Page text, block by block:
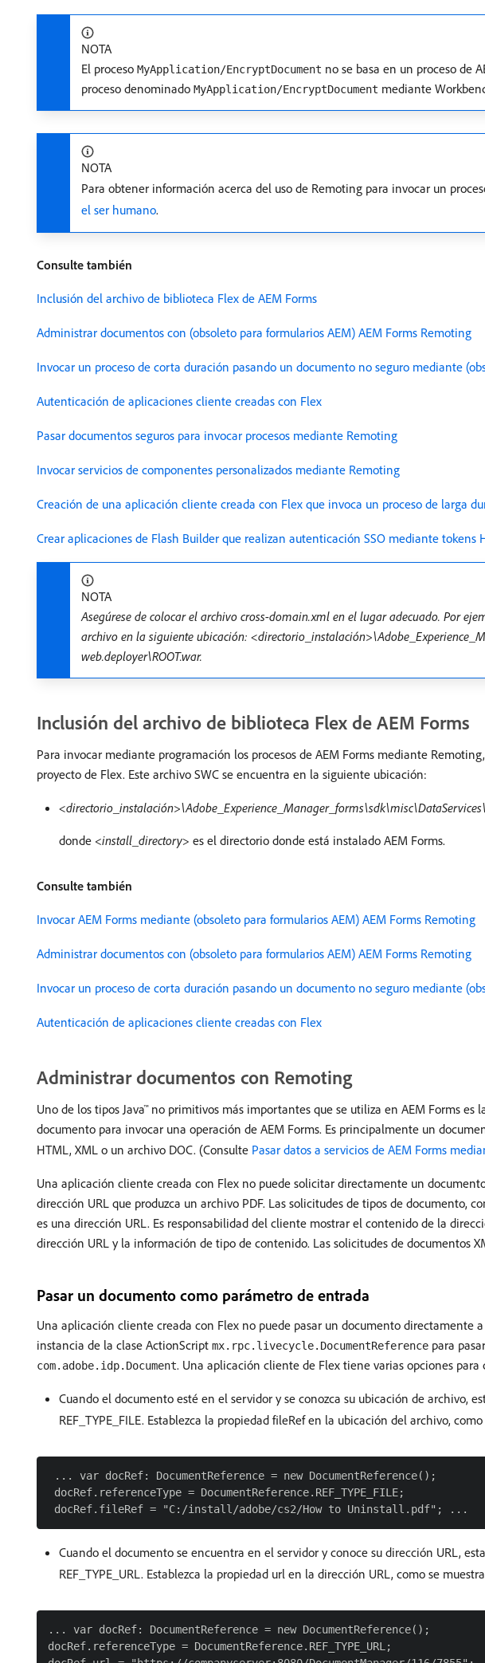
NOTA
El proceso MyApplication/EncryptDocument no se basa en un proceso de
proceso denominado MyApplication/EncryptDocument mediante
NOTA
Para obtener información acerca del uso de Remoting para invocar un
el ser humano.
Consulte también
Inclusión del archivo de biblioteca Flex de AEM Forms
Administrar documentos con (obsoleto para formularios AEM) AEM Forms Remoting
Invocar un proceso de corta duración pasando un documento no seguro mediante
Autenticación de aplicaciones cliente creadas con Flex
Pasar documentos seguros para invocar procesos mediante Remoting
Invocar servicios de componentes personalizados mediante Remoting
Creación de una aplicación cliente creada con Flex que invoca un proceso de larga
Crear aplicaciones de Flash Builder que realizan autenticación SSO mediante tokens
NOTA
Asegúrese de colocar el archivo cross-domain.xml en el lugar adecuado. Por
archivo en la siguiente ubicación:
web.deployer\ROOT.war.
Inclusión del archivo de biblioteca Flex de AEM Forms
Para invocar mediante programación los procesos de AEM Forms mediante
proyecto de Flex. Este archivo SWC se encuentra en la siguiente ubicación:
donde <install_directory> es el directorio donde está instalado AEM Forms.
Consulte también
Invocar AEM Forms mediante (obsoleto para formularios AEM) AEM Forms Remoting
Administrar documentos con (obsoleto para formularios AEM) AEM Forms Remoting
Invocar un proceso de corta duración pasando un documento no seguro mediante
Autenticación de aplicaciones cliente creadas con Flex
Administrar documentos con Remoting
Uno de los tipos Java™ no primitivos más importantes que se utiliza en AEM Forms es
documento para invocar una operación de AEM Forms. Es principalmente un
HTML, XML o un archivo DOC. (Consulte Pasar datos a servicios de AEM Forms
Una aplicación cliente creada con Flex no puede solicitar directamente un
dirección URL que produzca un archivo PDF. Las solicitudes de tipos de documento,
es una dirección URL. Es responsabilidad del cliente mostrar el contenido de la
dirección URL y la información de tipo de contenido. Las solicitudes de documentos
Pasar un documento como parámetro de entrada
Una aplicación cliente creada con Flex no puede pasar un documento directamente
instancia de la clase ActionScript mx.rpc.livecycle.DocumentReference para
com.adobe.idp.Document. Una aplicación cliente de Flex tiene varias opciones
Cuando el documento esté en el servidor y se conozca su ubicación de archivo,
REF_TYPE_FILE. Establezca la propiedad fileRef en la ubicación del archivo,
... var docRef: DocumentReference = new DocumentReference();
docRef.referenceType = DocumentReference.REF_TYPE_FILE;
Cuando el documento se encuentra en el servidor y conoce su dirección URL,
REF_TYPE_URL. Establezca la propiedad url en la dirección URL, como se
... var docRef: DocumentReference = new DocumentReference();
docRef.referenceType = DocumentReference.REF_TYPE_URL;